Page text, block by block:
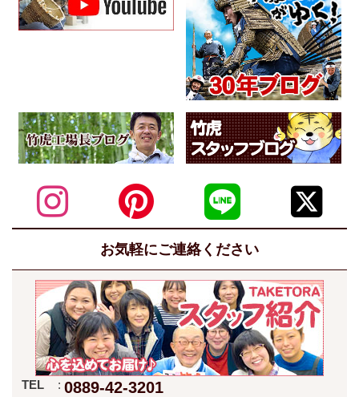
お気軽にご連絡ください
TEL 0889-42-3201